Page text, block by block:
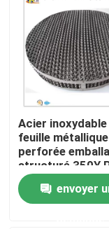
À propos de
Visite de l'usine
Contrôle de la
Nous contacter
Acier
feuille métallique
perforée
structuré 350Y
colonne de
envoyer